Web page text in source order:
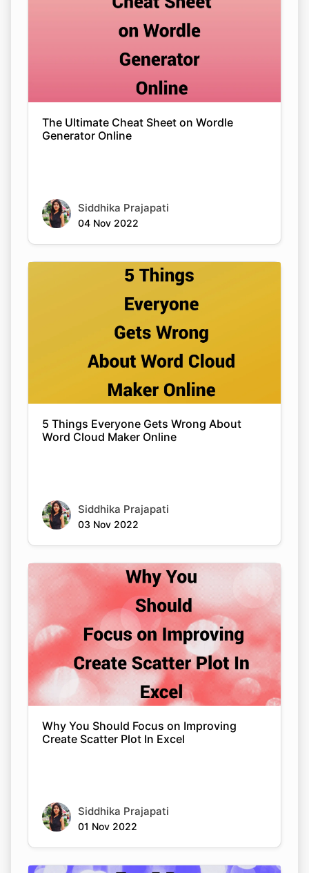
Copy Link
The Ultimate Cheat Sheet on Wordle
Generator Online
Siddhika Prajapati
04 Nov 2022
5 Things Everyone Gets Wrong About
Word Cloud Maker Online
Siddhika Prajapati
03 Nov 2022
Why You Should Focus on Improving
Create Scatter Plot In Excel
Siddhika Prajapati
01 Nov 2022